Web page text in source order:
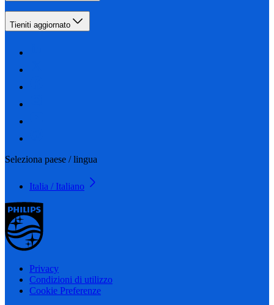
Tieniti aggiornato
Seleziona paese / lingua
Italia / Italiano
Privacy
Condizioni di utilizzo
Cookie Preferenze